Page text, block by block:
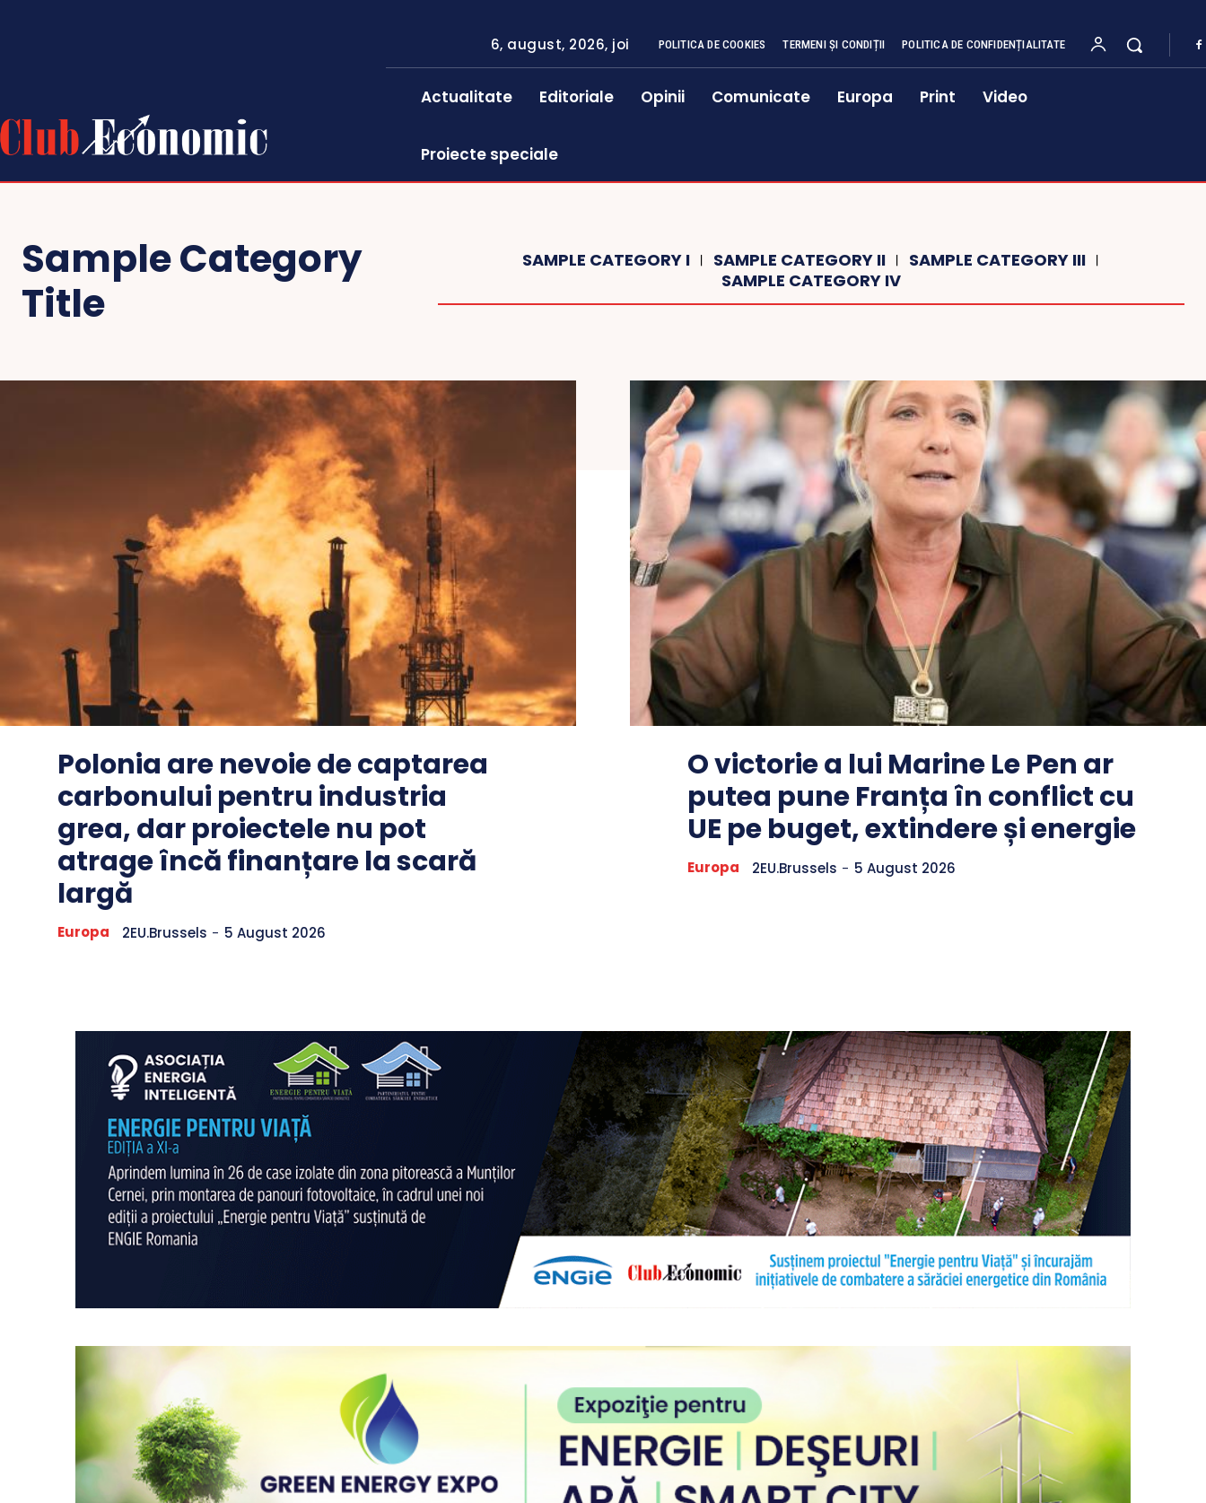
6, august, 2026, joi POLITICA DE COOKIES TERMENI ȘI CONDIȚII POLITICA DE CONFIDENȚIALITATE
Actualitate Editoriale Opinii Comunicate Europa Print Video
Proiecte speciale
Sample Category
Title
SAMPLE CATEGORY I SAMPLE CATEGORY II
SAMPLE CATEGORY III
SAMPLE CATEGORY IV
Polonia are nevoie de captarea
carbonului pentru industria
grea, dar proiectele nu pot
atrage încă finanțare la scară
largă
Europa 2EU.Brussels - 5 August 2026
O victorie a lui Marine Le Pen ar
putea pune Franța în conflict cu
UE pe buget, extindere și energie
Europa 2EU.Brussels - 5 August 2026